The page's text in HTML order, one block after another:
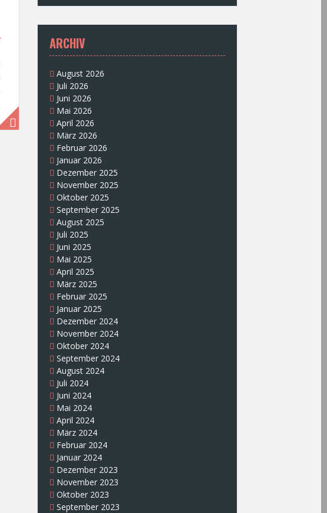
ARCHIV
August 2026
Juli 2026
Juni 2026
Mai 2026
April 2026
März 2026
Februar 2026
Januar 2026
Dezember 2025
November 2025
Oktober 2025
September 2025
August 2025
Juli 2025
Juni 2025
Mai 2025
April 2025
März 2025
Februar 2025
Januar 2025
Dezember 2024
November 2024
Oktober 2024
September 2024
August 2024
Juli 2024
Juni 2024
Mai 2024
April 2024
März 2024
Februar 2024
Januar 2024
Dezember 2023
November 2023
Oktober 2023
September 2023